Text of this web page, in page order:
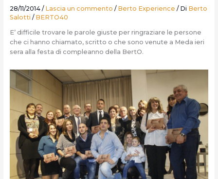
28/11/2014 / Lascia un commento / Berto Experience / Di Berto
Salotti / BERTO40
E’ difficile trovare le parole giuste per ringraziare le persone
che ci hanno chiamato, scritto o che sono venute a Meda ieri
sera alla festa di compleanno della BertO.